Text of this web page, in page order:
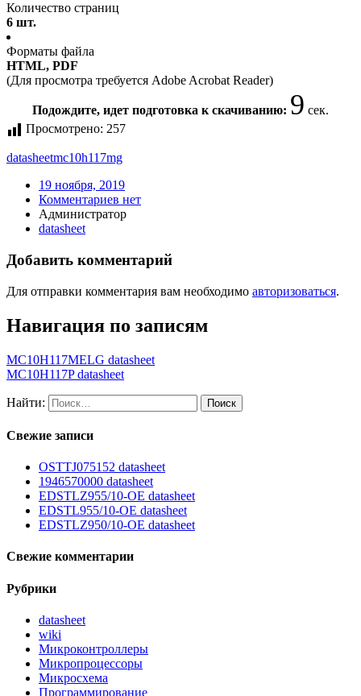
Количество страниц
6 шт.
Форматы файла
HTML, PDF
(Для просмотра требуется Adobe Acrobat Reader)
Подождите, идет подготовка к скачиванию: 9 сек.
Просмотрено: 257
datasheetmc10h117mg
19 ноября, 2019
Комментариев нет
Администратор
datasheet
Добавить комментарий
Для отправки комментария вам необходимо авторизоваться.
Навигация по записям
MC10H117MELG datasheet
MC10H117P datasheet
Найти:
Свежие записи
OSTTJ075152 datasheet
1946570000 datasheet
EDSTLZ955/10-OE datasheet
EDSTL955/10-OE datasheet
EDSTLZ950/10-OE datasheet
Свежие комментарии
Рубрики
datasheet
wiki
Микроконтроллеры
Микропроцессоры
Микросхема
Программирование